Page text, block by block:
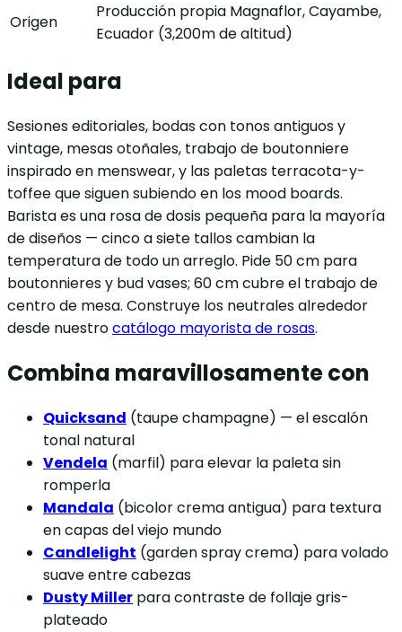
Origen
Producción propia Magnaflor, Cayambe,
Ecuador (3,200m de altitud)
Ideal para
Sesiones editoriales, bodas con tonos antiguos y
vintage, mesas otoñales, trabajo de boutonniere
inspirado en menswear, y las paletas terracota-y-
toffee que siguen subiendo en los mood boards.
Barista es una rosa de dosis pequeña para la mayoría
de diseños — cinco a siete tallos cambian la
temperatura de todo un arreglo. Pide 50 cm para
boutonnieres y bud vases; 60 cm cubre el trabajo de
centro de mesa. Construye los neutrales alrededor
desde nuestrocatálogo mayorista de rosas.
Combina maravillosamente con
Quicksand (taupe champagne) — el escalón
tonal natural
Vendela (marfil) para elevar la paleta sin
romperla
Mandala (bicolor crema antigua) para textura
en capas del viejo mundo
Candlelight (garden spray crema) para volado
suave entre cabezas
Dusty Miller para contraste de follaje gris-
plateado